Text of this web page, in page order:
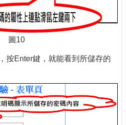
圖10
按Enter鍵，就能看到所儲存的